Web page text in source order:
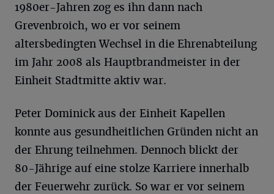
1980er-Jahren zog es ihn dann nach
Grevenbroich, wo er vor seinem
altersbedingten Wechsel in die Ehrenabteilung
im Jahr 2008 als Hauptbrandmeister in der
Einheit Stadtmitte aktiv war.
Peter Dominick aus der Einheit Kapellen
konnte aus gesundheitlichen Gründen nicht an
der Ehrung teilnehmen. Dennoch blickt der
80-Jährige auf eine stolze Karriere innerhalb
der Feuerwehr zurück. So war er vor seinem